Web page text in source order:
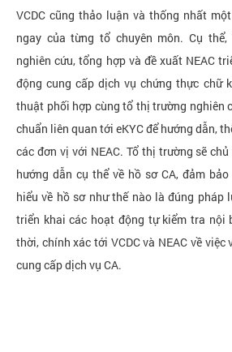
VCDC cũng thảo luận và thống nhất
ngay của từng tổ chuyên môn. Cụ
nghiên cứu, tổng hợp và đề xuất NEAC
động cung cấp dịch vụ chứng thực chữ
thuật phối hợp cùng tổ thị trường nghiên
chuẩn liên quan tới eKYC để hướng dẫn,
các đơn vị với NEAC. Tổ thị trường sẽ
hướng dẫn cụ thể về hồ sơ CA, đảm
hiểu về hồ sơ như thế nào là đúng
triển khai các hoạt động tự kiểm tra nội
thời, chính xác tới VCDC và NEAC về
cung cấp dịch vụ CA.